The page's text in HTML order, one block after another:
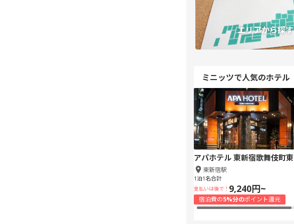
エリアから探す
ミニッツで人気のホテル
アパホテル 東新宿歌舞伎町東
東新宿駅
1泊1名合計
支払いは後で！ 9,240円~
宿泊費の5%分のポイント還元